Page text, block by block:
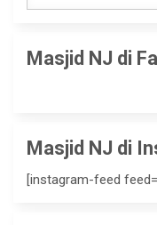
Masjid NJ di
Masjid NJ di
[instagram-feed